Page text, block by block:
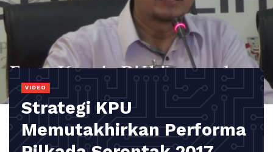
VIDEO
Strategi KPU
Memutakhirkan Performa